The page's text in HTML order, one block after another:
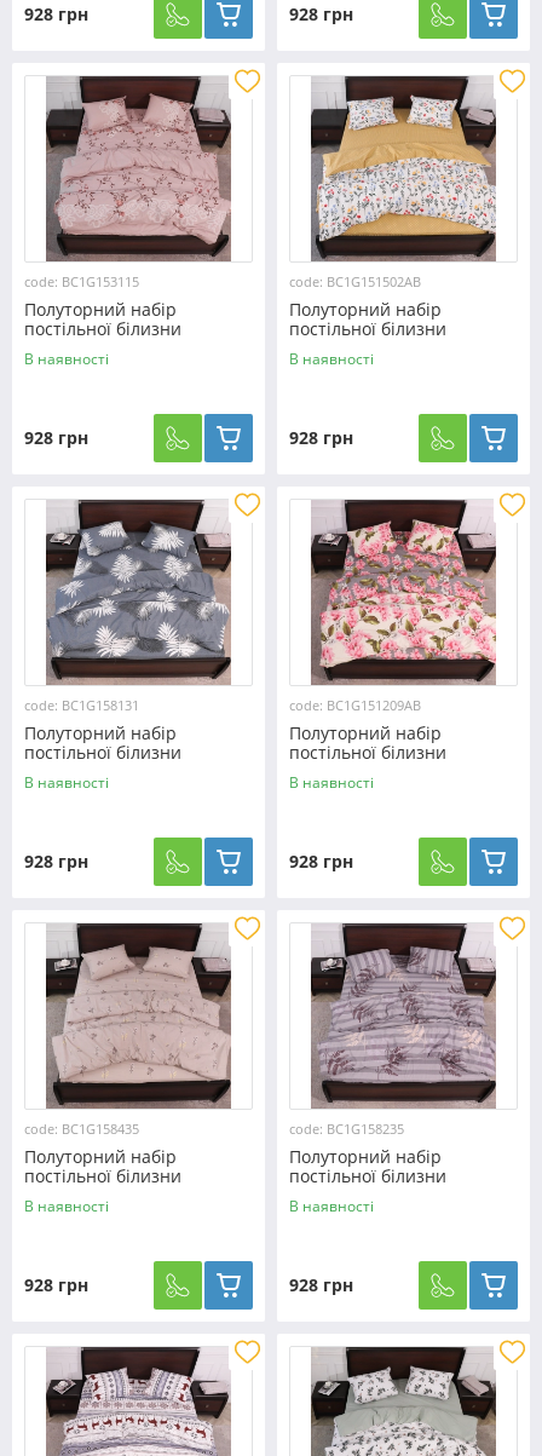
928 грн 928 грн
code: BC1G153115
Полуторний набір
постільної білизни
150*220 із Бязі "Gold"
№153115 Черешенька™
В наявності
928 грн
code: BC1G151502AB
Полуторний набір
постільної білизни
150*220 із Бязі "Gold"
№151502AB Черешенька™
В наявності
928 грн
code: BC1G158131
Полуторний набір
постільної білизни
150*220 із Бязі "Gold"
№158131 Черешенька™
В наявності
928 грн
code: BC1G151209АВ
Полуторний набір
постільної білизни
150*220 із Бязі "Gold"
№151209АВ Черешенька™
В наявності
928 грн
code: BC1G158435
Полуторний набір
постільної білизни
150*220 із Бязі "Gold"
№158435 Черешенька™
В наявності
928 грн
code: BC1G158235
Полуторний набір
постільної білизни
150*220 із Бязі "Gold"
№158235 Черешенька™
В наявності
928 грн